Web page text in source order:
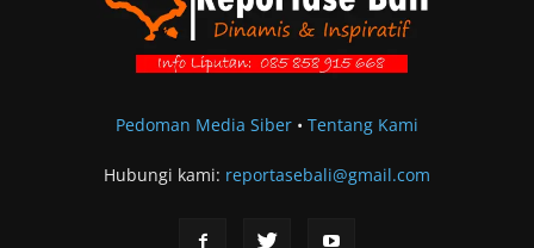
Pedoman Media Siber• Tentang Kami
Hubungi kami: reportasebali@gmail.com